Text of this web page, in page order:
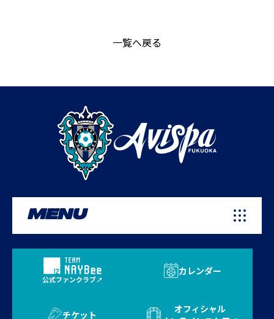
一覧へ戻る
MENU
公式ファンクラブ
カレンダー
チケット
オフィシャル